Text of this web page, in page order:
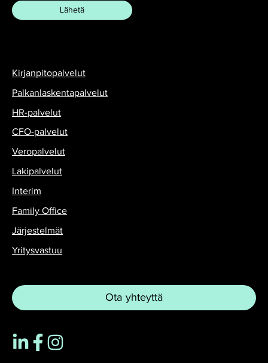
Kirjanpitopalvelut
Palkanlaskentapalvelut
HR-palvelut
CFO-palvelut
Veropalvelut
Lakipalvelut
Interim
Family Office
Järjestelmät
Yritysvastuu
Ota yhteyttä